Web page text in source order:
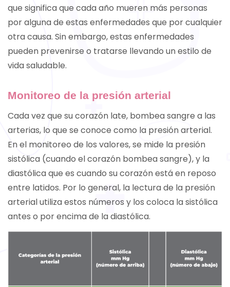
que significa que cada año mueren más personas
por alguna de estas enfermedades que por cualquier
otra causa. Sin embargo, estas enfermedades
pueden prevenirse o tratarse llevando un estilo de
vida saludable.
Monitoreo de la presión arterial
Cada vez que su corazón late, bombea sangre a las
arterias, lo que se conoce como la presión arterial.
En el monitoreo de los valores, se mide la presión
sistólica (cuando el corazón bombea sangre), y la
diastólica que es cuando su corazón está en reposo
entre latidos. Por lo general, la lectura de la presión
arterial utiliza estos números y los coloca la sistólica
antes o por encima de la diastólica.